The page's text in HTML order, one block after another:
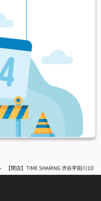
【閉店】TIME SHARING 渋谷宇田川1D